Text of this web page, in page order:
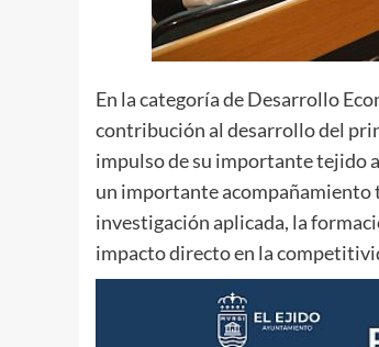
En la categoría de Desarrollo
contribución al desarrollo del
impulso de su importante tejido
un importante acompañamiento
investigación aplicada, la
impacto directo en la